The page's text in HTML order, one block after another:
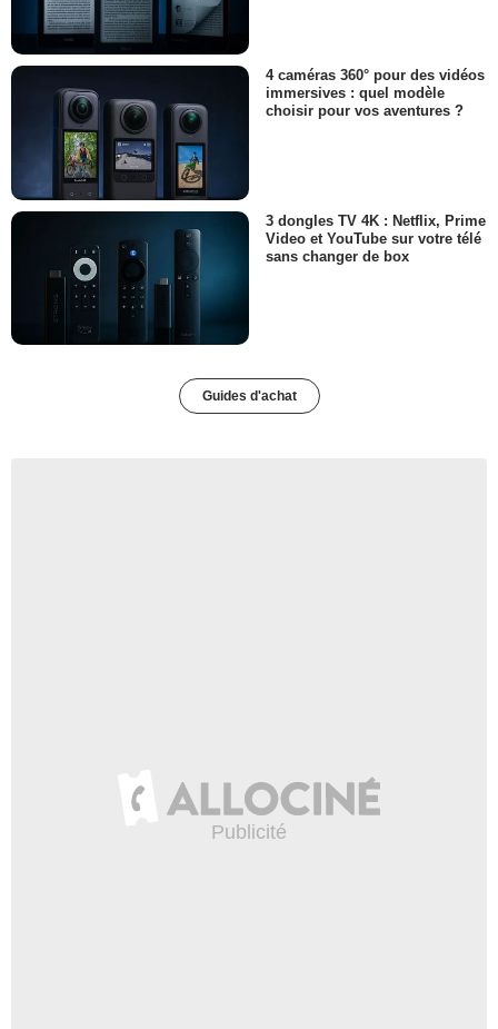
4 caméras 360° pour des vidéos
immersives : quel modèle
choisir pour vos aventures ?
3 dongles TV 4K : Netflix, Prime
Video et YouTube sur votre télé
sans changer de box
Guides d'achat